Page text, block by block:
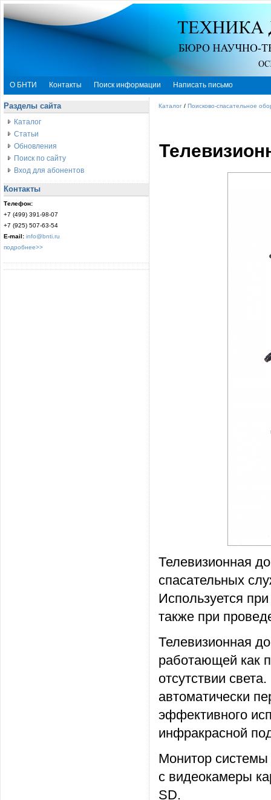
О БНТИ Контакты Поиск информации Написать письмо
Разделы сайта
Каталог
Статьи
Обновления
Поиск по сайту
Вход для абонентов
Контакты
Телефон:
+7 (499) 391-98-07
+7 (925) 507-63-54
E-mail: info@bnti.ru
подробнее>>
Каталог / Поисково-спасательное
Телевизионная
спасательных
Используется
также при
Телевизионная
работающей как
отсутствии
автоматически
эффективного
инфракрасной
Монитор
с видеокамеры
SD.